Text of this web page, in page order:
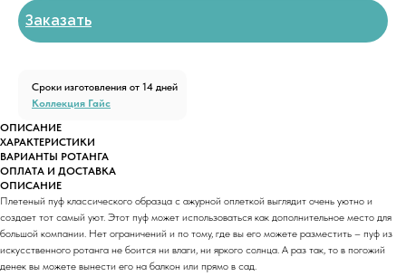
Заказать
Сроки изготовления от 14 дней
Коллекция Гайс
ОПИСАНИЕ
ХАРАКТЕРИСТИКИ
ВАРИАНТЫ РОТАНГА
ОПЛАТА И ДОСТАВКА
ОПИСАНИЕ
Плетеный пуф классического образца с ажурной оплеткой выглядит очень уютно и
создает тот самый уют. Этот пуф может использоваться как дополнительное место для
большой компании. Нет ограничений и по тому, где вы его можете разместить – пуф из
искусственного ротанга не боится ни влаги, ни яркого солнца. А раз так, то в погожий
денек вы можете вынести его на балкон или прямо в сад.